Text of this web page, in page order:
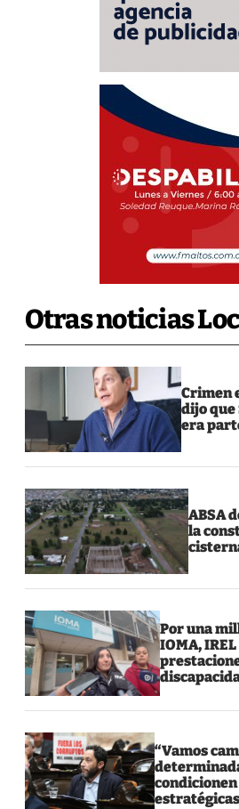
Otras noticias
Crimen
dijo que
era
ABSA
la
Por una
IOMA,
“Vamos